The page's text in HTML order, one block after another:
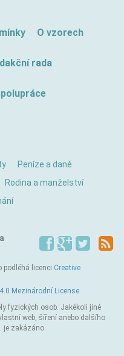
O vzorech
rada
Peníze a daně
Rodina a manželství
podléhá licenci Creative
Mezinárodní License
fyzických osob. Jakékoli jiné
web, šíření anebo dalšího
je zakázáno.